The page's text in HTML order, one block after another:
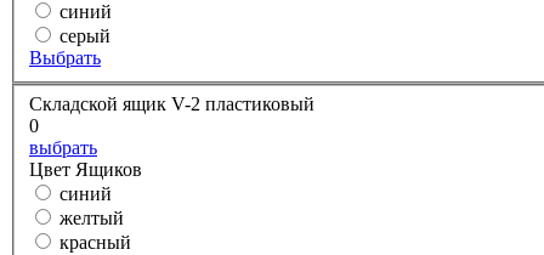
синий
серый
Выбрать
Складской ящик V-2 пластиковый
0
выбрать
Цвет Ящиков
синий
желтый
красный